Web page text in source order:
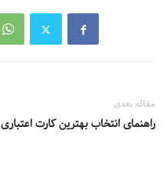
مقاله بعدی
راهنمای انتخاب بهترین کارت اعتباری